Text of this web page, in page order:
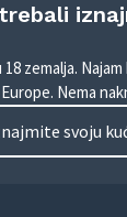
zemalja.
Nema
svoju